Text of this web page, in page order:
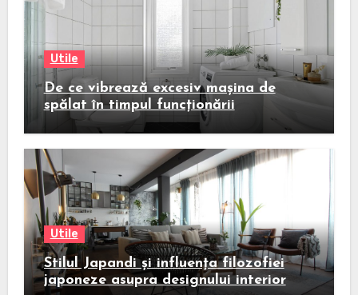
Utile
De ce vibrează excesiv mașina de
spălat în timpul funcționării
Utile
Stilul Japandi și influența filozofiei
japoneze asupra designului interior